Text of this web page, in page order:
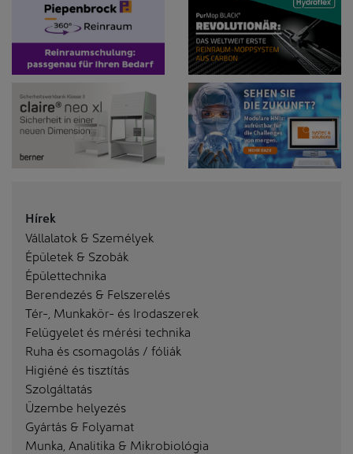
Hírek
Vállalatok & Személyek
Épületek & Szobák
Épülettechnika
Berendezés & Felszerelés
Tér-, Munkakör- és Irodaszerek
Felügyelet és mérési technika
Ruha és csomagolás / fóliák
Higiéné és tisztítás
Szolgáltatás
Üzembe helyezés
Gyártás & Folyamat
Munka, Analitika & Mikrobiológia